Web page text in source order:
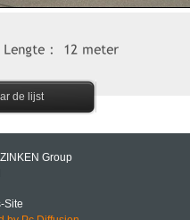
Site
ZINKEN Group
de lijst